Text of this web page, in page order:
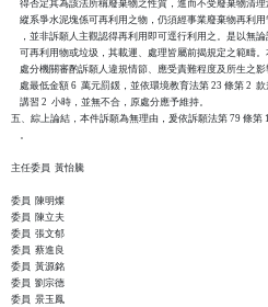
得否定其為該法所稱廢棄物之性質，進而不受廢棄物清
縱系爭水泥塊係可再利用之物，仍須經事業廢棄物再利
，並非訴願人主觀認得再利用即可逕行利用之。是以無
可再利用物或垃圾，其載運、處理皆屬前揭規定之範疇
處分機關審酌訴願人違規情節、應受責難程度及所生之
處最低金額 6  萬元罰鍰，並依環境教育法第 23 條第 2
    講習 2  小時，並無不合，原處分應予維持。
五、綜上論結，本件訴願為無理由，爰依訴願法第 79 條第
    。
主任委員  黃怡騰
委員  陳明燦
委員  陳立夫
委員  張文郁
委員  蔡進良
委員  黃源銘
委員  劉宗德
委員  景玉鳳